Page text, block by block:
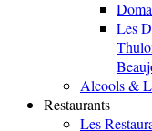
Les
Alcools &
Restaurants
Les